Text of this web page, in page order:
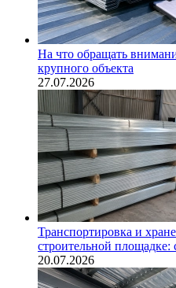
На что обращать
крупного объекта
27.07.2026
Транспортировка и
строительной площадке:
20.07.2026